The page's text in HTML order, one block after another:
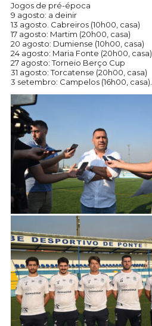
Jogos de pré-época
9 agosto: a deinir
13 agosto. Cabreiros (10h00, casa)
17 agosto: Martim (20h00, casa)
20 agosto: Dumiense (10h00, casa)
24 agosto: Maria Fonte (20h00, casa)
27 agosto: Torneio Berço Cup
31 agosto: Torcatense (20h00, casa)
3 setembro: Campelos (16h00, casa).